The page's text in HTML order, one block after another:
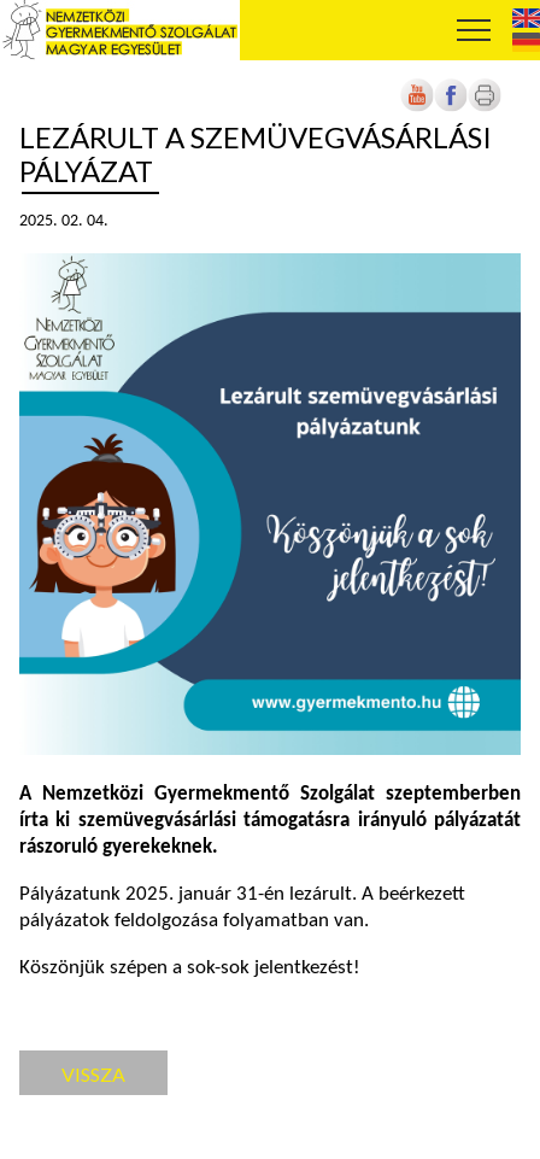
LEZÁRULT A SZEMÜVEGVÁSÁRLÁSI
PÁLYÁZAT
2025. 02. 04.
A Nemzetközi Gyermekmentő Szolgálat szeptemberben
írta ki szemüvegvásárlási támogatásra irányuló pályázatát
rászoruló gyerekeknek.
Pályázatunk 2025. január 31-én lezárult. A beérkezett
pályázatok feldolgozása folyamatban van.
Köszönjük szépen a sok-sok jelentkezést!
VISSZA